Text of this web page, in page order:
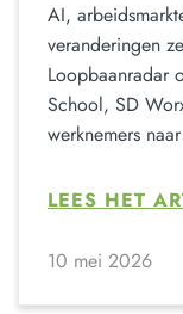
AI,
veranderingen
Loopbaanradar
School, SD
werknemers
LEES HET
10 mei 2026